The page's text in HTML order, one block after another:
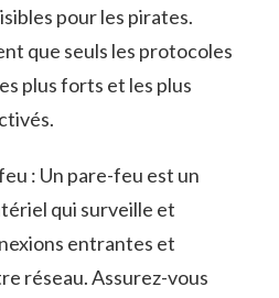
pour ‍les ‍pirates.
que‌ seuls les protocoles
plus forts et les plus
: Un pare-feu est ⁢un
qui surveille⁢ et
entrantes et
réseau. Assurez-vous‍